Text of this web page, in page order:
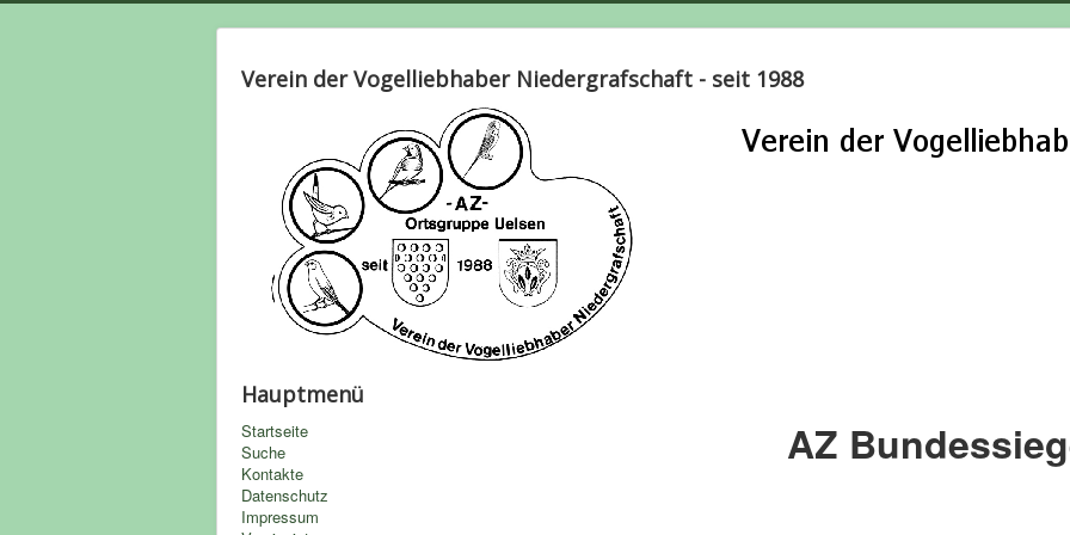
Verein der Vogelliebhaber Niedergrafschaft - seit 1988
Hauptmenü
Startseite
Suche
Kontakte
Datenschutz
Impressum
AZ